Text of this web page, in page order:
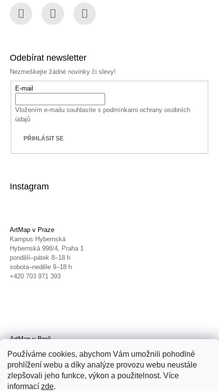
Používáme cookies, abychom Vám umožnili pohodlné
prohlížení webu a díky analýze provozu webu neustále
zlepšovali jeho funkce, výkon a použitelnost. Více
informací zde.
Odebírat newsletter
Nezmeškejte žádné novinky či slevy!
E-mail
Vložením e-mailu souhlasíte s podmínkami ochrany osobních
údajů
PŘIHLÁSIT SE
Instagram
ArtMap v Praze
Kampus Hybernská
Hybernská 998/4, Praha 1
pondělí–pátek 8–18 h
sobota–neděle 9–18 h
+420 703 971 393
ArtMap v Brně
Radnická 4, Brno
úterý–pátek 11–19 h
sobota 14–19 h
+420 702 152 298